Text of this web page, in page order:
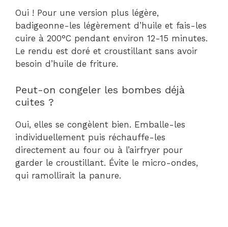
Oui ! Pour une version plus légère,
badigeonne-les légèrement d’huile et fais-les
cuire à 200°C pendant environ 12-15 minutes.
Le rendu est doré et croustillant sans avoir
besoin d’huile de friture.
Peut-on congeler les bombes déjà
cuites ?
Oui, elles se congèlent bien. Emballe-les
individuellement puis réchauffe-les
directement au four ou à l’airfryer pour
garder le croustillant. Évite le micro-ondes,
qui ramollirait la panure.